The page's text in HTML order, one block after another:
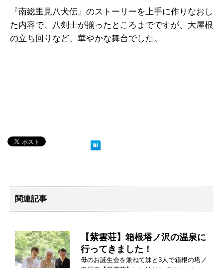
『南総里見八犬伝』のストーリーを上手に作りなおし
た内容で、八剣士が揃ったところまでですが、大屋根
の立ち回りなど、華やかな舞台でした。
関連記事
【紫雲荘】箱根塔ノ沢の温泉に
行ってきました！
母のお誕生会を兼ねて妹と3人で箱根の塔ノ